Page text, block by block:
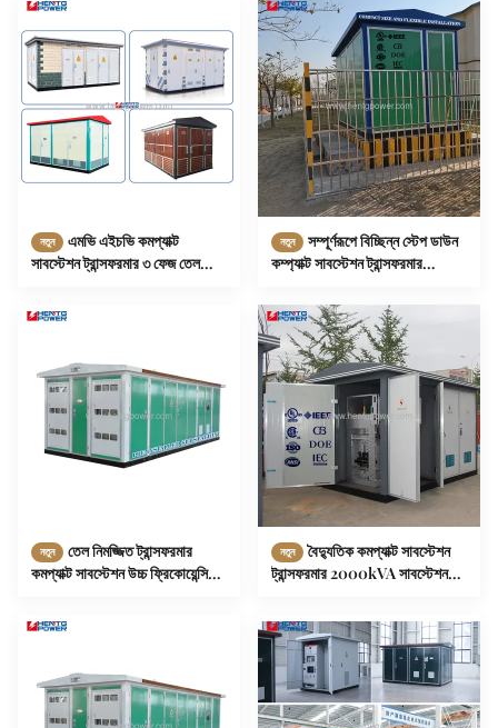
নতুন
এমভি এইচভি কমপ্যাক্ট
সাবস্টেশন ট্রান্সফরমার ৩ ফেজ তেল
নতুন
সম্পূর্ণরূপে বিচ্ছিন্ন স্টেপ ডাউন
কম্প্যাক্ট সাবস্টেশন ট্রান্সফরমার
নতুন
তেল নিমজ্জিত ট্রান্সফরমার
কমপ্যাক্ট সাবস্টেশন উচ্চ ফ্রিকোয়েন্সি
নতুন
বৈদ্যুতিক কমপ্যাক্ট সাবস্টেশন
ট্রান্সফরমার 2000kVA সাবস্টেশন